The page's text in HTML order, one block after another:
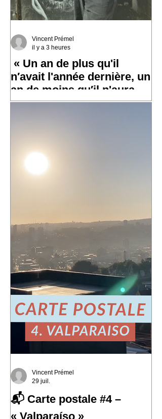
« Un an de plus qu'il
n′avait l'année dernière, un
an de moins qu′il n'aura
l′an prochain »
l'année dernière, un an de moins qu′il
n'aura l′an prochain » 📷 Laurent
Vincent Prémel
il y a 3 heures
📬 Carte postale #4 –
« Valparaíso »
Vincent Prémel
29 juil.